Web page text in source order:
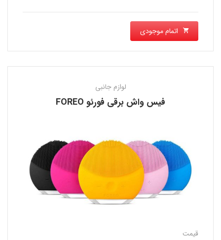
اتمام موجودی
لوازم جانبی
فیس واش برقی فورئو FOREO
قیمت